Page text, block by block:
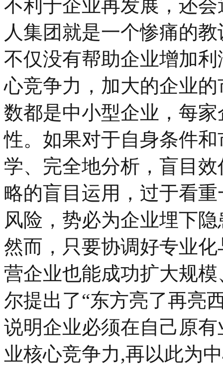
不利于企业再发展，还
人集团就是一个惨痛的
不仅没有帮助企业增加
心竞争力，加大的企业
数都是中小型企业，每
性。如果对于自身条件
学、完全地分析，盲目
略的盲目运用，过于看
风险，势必为企业埋下
然而，只要协调好专业
营企业也能成功扩大规
尔提出了“东方亮了再亮
说明企业必须在自己原
业核心竞争力,再以此为